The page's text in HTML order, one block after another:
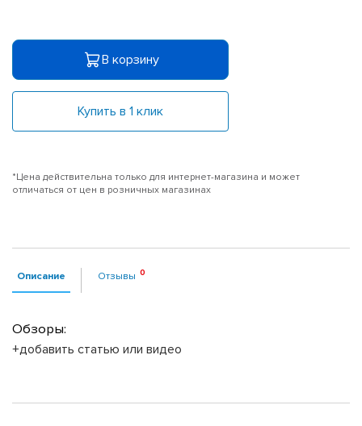
В корзину
Купить в 1 клик
*Цена действительна только для интернет-магазина и может
отличаться от цен в розничных магазинах
Описание Отзывы
Обзоры:
+добавить статью или видео